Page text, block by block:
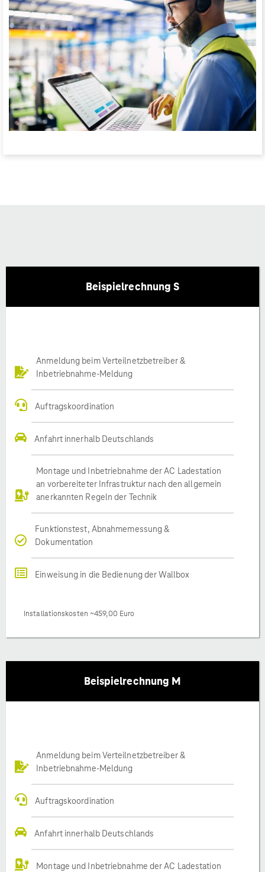
Beispielrechnung S
Anmeldung beim Verteilnetzbetreiber &
Inbetriebnahme-Meldung
Auftragskoordination
Anfahrt innerhalb Deutschlands
Montage und Inbetriebnahme der AC Ladestation
an vorbereiteter Infrastruktur nach den allgemein
anerkannten Regeln der Technik
Funktionstest, Abnahmemessung &
Dokumentation
Einweisung in die Bedienung der Wallbox
Installationskosten ~459,00 Euro
Beispielrechnung M
Anmeldung beim Verteilnetzbetreiber &
Inbetriebnahme-Meldung
Auftragskoordination
Anfahrt innerhalb Deutschlands
Montage und Inbetriebnahme der AC Ladestation